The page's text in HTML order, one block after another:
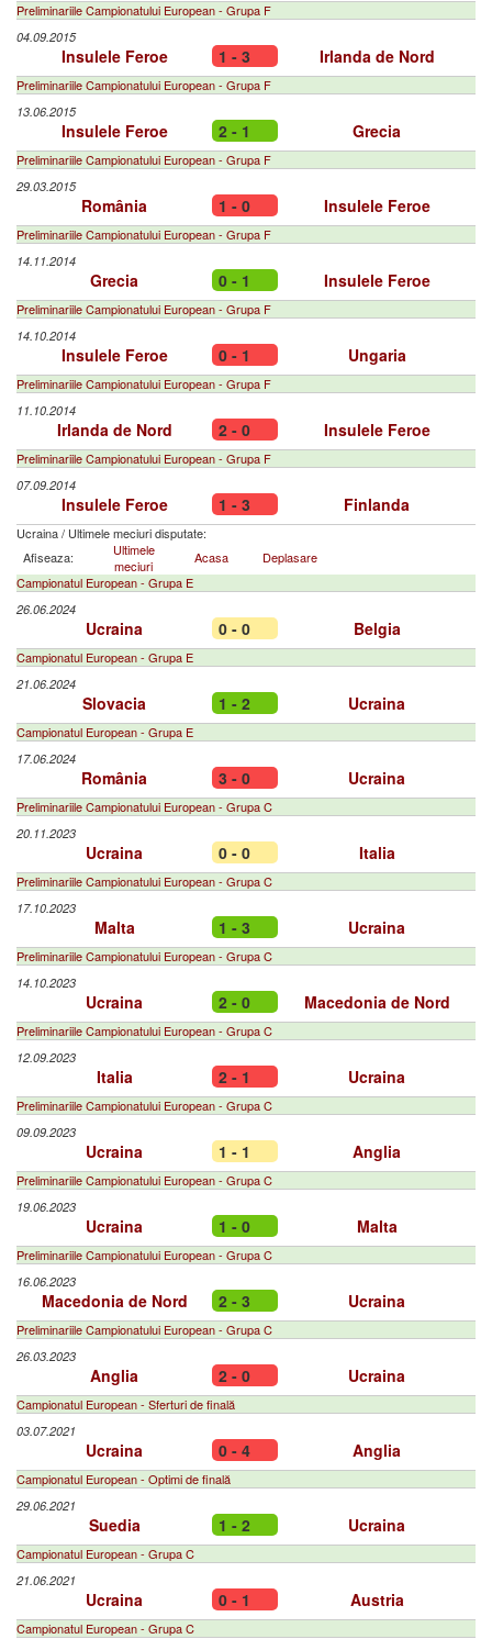
Preliminariile Campionatului European - Grupa F
04.09.2015
Insulele Feroe 1 - 3 Irlanda de Nord
Preliminariile Campionatului European - Grupa F
13.06.2015
Insulele Feroe 2 - 1 Grecia
Preliminariile Campionatului European - Grupa F
29.03.2015
România 1 - 0 Insulele Feroe
Preliminariile Campionatului European - Grupa F
14.11.2014
Grecia 0 - 1 Insulele Feroe
Preliminariile Campionatului European - Grupa F
14.10.2014
Insulele Feroe 0 - 1 Ungaria
Preliminariile Campionatului European - Grupa F
11.10.2014
Irlanda de Nord 2 - 0 Insulele Feroe
Preliminariile Campionatului European - Grupa F
07.09.2014
Insulele Feroe 1 - 3 Finlanda
Ucraina/ Ultimele meciuri disputate:
Afiseaza:
Ultimele
meciuri
Acasa
Deplasare
Campionatul European - Grupa E
26.06.2024
Ucraina 0 - 0 Belgia
Campionatul European - Grupa E
21.06.2024
Slovacia 1 - 2 Ucraina
Campionatul European - Grupa E
17.06.2024
România 3 - 0 Ucraina
Preliminariile Campionatului European - Grupa C
20.11.2023
Ucraina 0 - 0 Italia
Preliminariile Campionatului European - Grupa C
17.10.2023
Malta 1 - 3 Ucraina
Preliminariile Campionatului European - Grupa C
14.10.2023
Ucraina 2 - 0 Macedonia de Nord
Preliminariile Campionatului European - Grupa C
12.09.2023
Italia 2 - 1 Ucraina
Preliminariile Campionatului European - Grupa C
09.09.2023
Ucraina 1 - 1 Anglia
Preliminariile Campionatului European - Grupa C
19.06.2023
Ucraina 1 - 0 Malta
Preliminariile Campionatului European - Grupa C
16.06.2023
Macedonia de Nord 2 - 3 Ucraina
Preliminariile Campionatului European - Grupa C
26.03.2023
Anglia 2 - 0 Ucraina
Campionatul European - Sferturi de finală
03.07.2021
Ucraina 0 - 4 Anglia
Campionatul European - Optimi de finală
29.06.2021
Suedia 1 - 2 Ucraina
Campionatul European - Grupa C
21.06.2021
Ucraina 0 - 1 Austria
Campionatul European - Grupa C